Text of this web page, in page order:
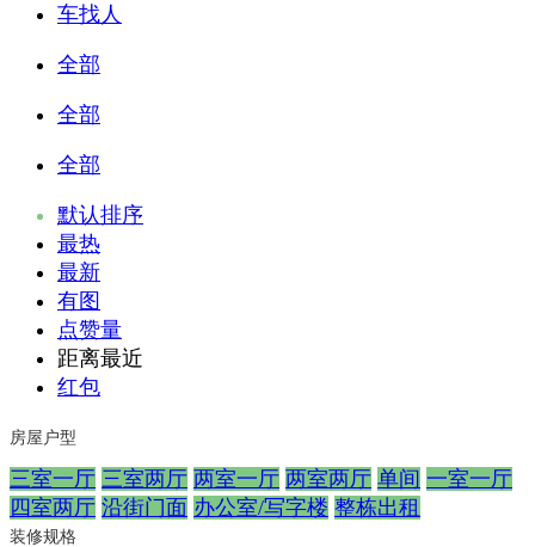
车找人
全部
全部
全部
默认排序
最热
最新
有图
点赞量
距离最近
红包
房屋户型
三室一厅 三室两厅 两室一厅 两室两厅 单间 一室一厅
四室两厅 沿街门面 办公室/写字楼 整栋出租
装修规格